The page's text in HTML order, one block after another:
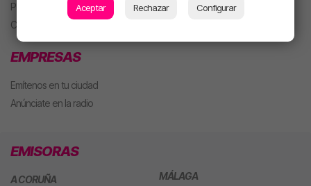
Playlist
Concursos
EMPRESAS
Emítenos en tu ciudad
Anúnciate en la radio
EMISORAS
A CORUÑA
MÁLAGA
Aceptar Rechazar Configurar